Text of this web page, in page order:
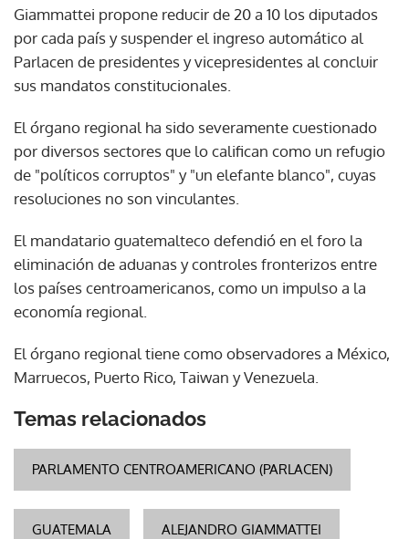
Giammattei propone reducir de 20 a 10 los diputados
por cada país y suspender el ingreso automático al
Parlacen de presidentes y vicepresidentes al concluir
sus mandatos constitucionales.
El órgano regional ha sido severamente cuestionado
por diversos sectores que lo califican como un refugio
de "políticos corruptos" y "un elefante blanco", cuyas
resoluciones no son vinculantes.
El mandatario guatemalteco defendió en el foro la
eliminación de aduanas y controles fronterizos entre
los países centroamericanos, como un impulso a la
economía regional.
El órgano regional tiene como observadores a México,
Marruecos, Puerto Rico, Taiwan y Venezuela.
Temas relacionados
PARLAMENTO CENTROAMERICANO (PARLACEN)
GUATEMALA ALEJANDRO GIAMMATTEI